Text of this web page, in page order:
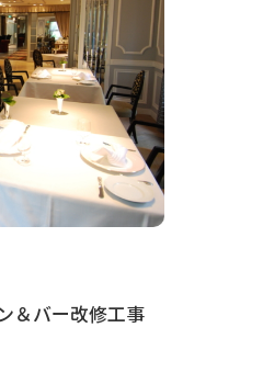
＆バー改修工事